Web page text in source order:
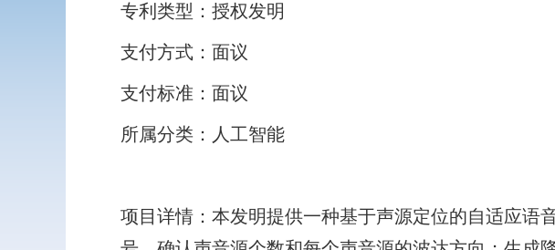
专利类型：授权发明
支付方式：面议
支付标准：面议
所属分类：人工智能
项目详情：本发明提供一种基于声源定位的自适应语